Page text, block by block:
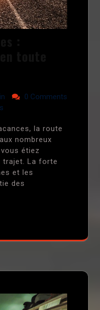
0 Comments
la route
nombreux
étiez
La forte
et les
des